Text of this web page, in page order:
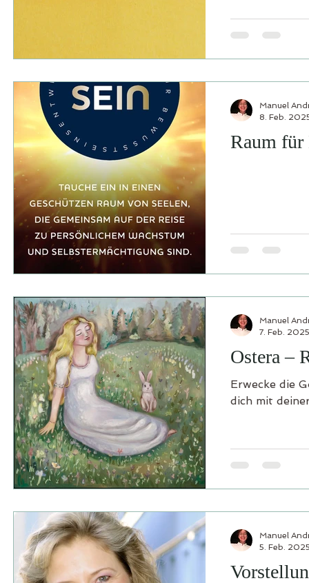
Raum für
Manuel
8. Feb.
Ostera –
Erwecke die
dich mit
Manuel
7. Feb. 2025
Manuel
5. Feb.